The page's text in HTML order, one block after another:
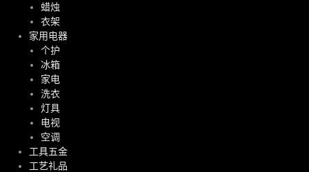
蜡烛
衣架
家用电器
个护
冰箱
家电
洗衣
灯具
电视
空调
工具五金
工艺礼品